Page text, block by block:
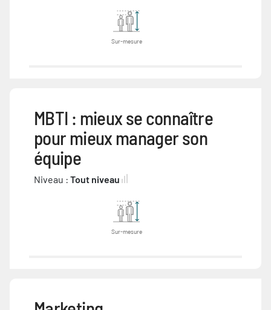
Sur-mesure
MBTI : mieux se connaître
pour mieux manager son
équipe
Niveau : Tout niveau
Sur-mesure